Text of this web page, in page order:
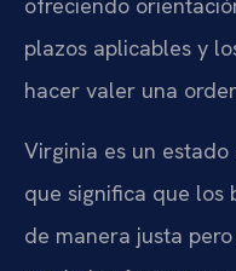
ofreciendo
plazos aplicables y
hacer valer una
Virginia es un
que significa que los
de manera justa